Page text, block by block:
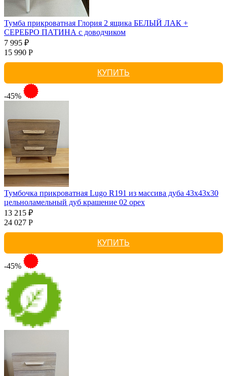
Тумба прикроватная Глория 2 ящика БЕЛЫЙ ЛАК +
СЕРЕБРО ПАТИНА с доводчиком
7 995 ₽
15 990 Р
КУПИТЬ
-45%
Тумбочка прикроватная Lugo R191 из массива дуба 43х43х30
цельноламельный дуб крашение 02 орех
13 215 ₽
24 027 Р
КУПИТЬ
-45%